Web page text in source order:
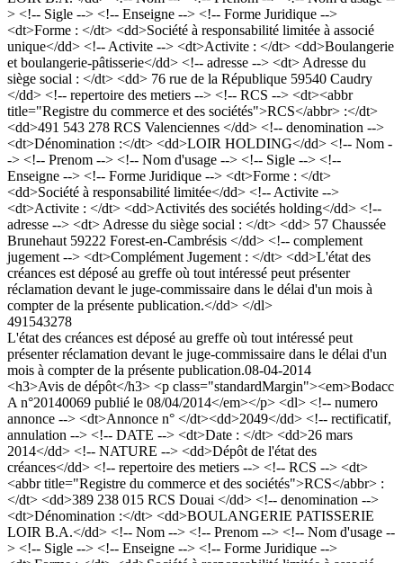
> <!-- Sigle --> <!-- Enseigne --> <!-- Forme Juridique -->
<dt>Forme : </dt> <dd>Société à responsabilité limitée à associé
unique</dd> <!-- Activite --> <dt>Activite : </dt> <dd>Boulangerie
et boulangerie-pâtisserie</dd> <!-- adresse --> <dt> Adresse du
siège social : </dt> <dd> 76 rue de la République 59540 Caudry
</dd> <!-- repertoire des metiers --> <!-- RCS --> <dt><abbr
title="Registre du commerce et des sociétés">RCS</abbr> :</dt>
<dd>491 543 278 RCS Valenciennes </dd> <!-- denomination -->
<dt>Dénomination :</dt> <dd>LOIR HOLDING</dd> <!-- Nom -
-> <!-- Prenom --> <!-- Nom d'usage --> <!-- Sigle --> <!--
Enseigne --> <!-- Forme Juridique --> <dt>Forme : </dt>
<dd>Société à responsabilité limitée</dd> <!-- Activite -->
<dt>Activite : </dt> <dd>Activités des sociétés holding</dd> <!--
adresse --> <dt> Adresse du siège social : </dt> <dd> 57 Chaussée
Brunehaut 59222 Forest-en-Cambrésis </dd> <!-- complement
jugement --> <dt>Complément Jugement : </dt> <dd>L'état des
créances est déposé au greffe où tout intéressé peut présenter
réclamation devant le juge-commissaire dans le délai d'un mois à
compter de la présente publication.</dd> </dl>
491543278
L'état des créances est déposé au greffe où tout intéressé peut
présenter réclamation devant le juge-commissaire dans le délai d'un
mois à compter de la présente publication.08-04-2014
<h3>Avis de dépôt</h3> <p class="standardMargin"><em>Bodacc
A n°20140069 publié le 08/04/2014</em></p> <dl> <!-- numero
annonce --> <dt>Annonce n° </dt><dd>2049</dd> <!-- rectificatif,
annulation --> <!-- DATE --> <dt>Date : </dt> <dd>26 mars
2014</dd> <!-- NATURE --> <dd>Dépôt de l'état des
créances</dd> <!-- repertoire des metiers --> <!-- RCS --> <dt>
<abbr title="Registre du commerce et des sociétés">RCS</abbr> :
</dt> <dd>389 238 015 RCS Douai </dd> <!-- denomination -->
<dt>Dénomination :</dt> <dd>BOULANGERIE PATISSERIE
LOIR B.A.</dd> <!-- Nom --> <!-- Prenom --> <!-- Nom d'usage --
> <!-- Sigle --> <!-- Enseigne --> <!-- Forme Juridique -->